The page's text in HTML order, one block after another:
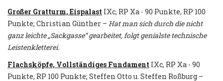
Großer Gratturm, Eispalast IXc, RP Xa - 90 Punkte, RP 100
Punkte; Christian Günther – Hat man sich durch die nicht
ganz leichte „Sackgasse“ gearbeitet, folgt genialste technische
Leistenkletterei.
Flachsköpfe, Vollständiges Fundament IXc, RP Xa - 90
Punkte, RP 100 Punkte; Steffen Otto u. Steffen Roßburg –